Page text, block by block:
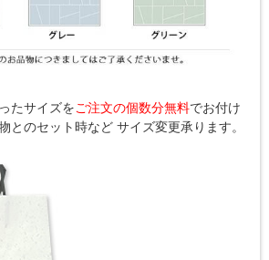
たサイズをご注文の個数分無料でお付け
とのセット時など サイズ変更承ります。